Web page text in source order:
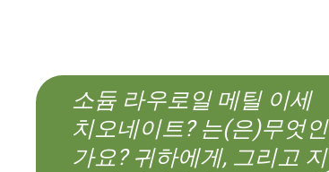
소듐 라우로일 메틸 이세
치오네이트? 는(은)무엇인
가요? 귀하에게, 그리고 지